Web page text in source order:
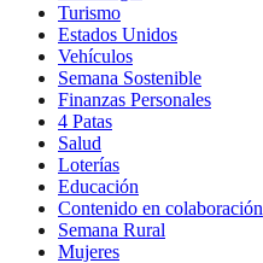
Turismo
Estados Unidos
Vehículos
Semana Sostenible
Finanzas Personales
4 Patas
Salud
Loterías
Educación
Contenido en colaboración
Semana Rural
Mujeres